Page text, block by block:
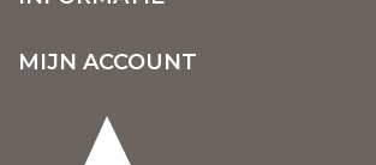
MIJN ACCOUNT